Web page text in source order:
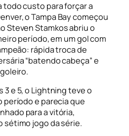
todo custo para forçar a
o Tampa Bay começou
Steven Stamkos abriu o
período, em um gol com
rápida troca de
“batendo cabeça” e
3 e 5, o Lightning teve o
e parecia que
para a vitória,
sétimo jogo da série.